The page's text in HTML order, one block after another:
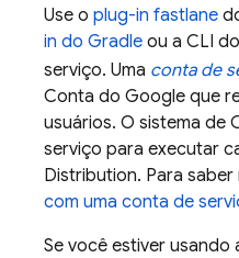
Use o plug-in fastlane
in do Gradle ou a CLI do
serviço. Uma conta de
Conta do Google que
usuários. O sistema de
serviço para executar
Distribution. Para
com uma conta de
Se você estiver usando